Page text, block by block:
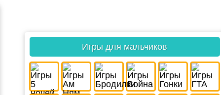
Игры для мальчиков